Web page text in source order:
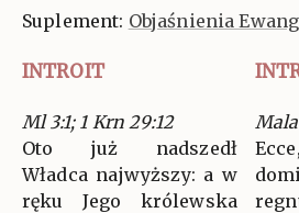
Suplement: Objaśnienia
INTROIT
Ml 3:1; 1 Krn 29:12
Oto już nadszedł
Władca najwyższy: a w
ręku Jego królewska